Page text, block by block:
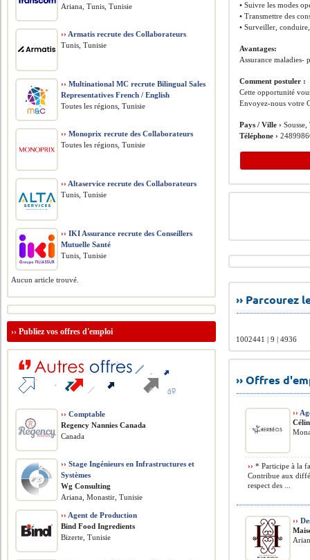
• Suivre les modes
• Transmettre des
• Surveiller,
Avantages:
Assurance maladies-
Comment postuler :
Cette opportunité
Envoyez-nous votre
Pays / Ville ›
Téléphone ›
››
1002441 | 9 | 4936
›› Offres
››
›› * Participe à la
Contribue aux
respect des ...
››
Ariana, Tunis, Tunisie
›› Armatis recrute des Collaborateurs
Tunis, Tunisie
›› Multinational MC recrute Bilingual Sales
Representatives French / English
Toutes les régions, Tunisie
›› Monoprix recrute des Collaborateurs
Toutes les régions, Tunisie
›› Altaservice recrute des Collaborateurs
Tunis, Tunisie
›› IKI Assurance recrute des Conseillers
Mutuelle Santé
Tunis, Tunisie
Aucun article trouvé.
››Publiez vos offres d'emploi
›› Comptable
Regency Nannies Canada
Canada
›› Stage Ingénieurs en Infrastructures et
Systèmes
Wg Consulting
Ariana, Monastir, Tunisie
›› Agent de Production
Bind Food Ingredients
Bizerte, Tunisie